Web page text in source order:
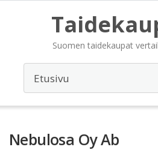
Suomen taidekaupat
Nebulosa Oy Ab